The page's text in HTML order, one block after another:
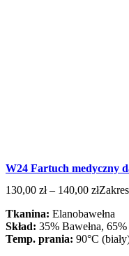
W24 Fartuch medyczny
130,00 zł – 140,00 zł
Tkanina: Elanobawełna
Skład: 35% Bawełna,
Temp. prania: 90°C